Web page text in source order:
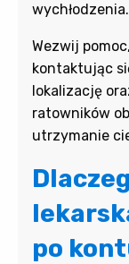
wychłodzenia.
Wezwij
kontaktując
lokalizację
ratowników
utrzymanie
po